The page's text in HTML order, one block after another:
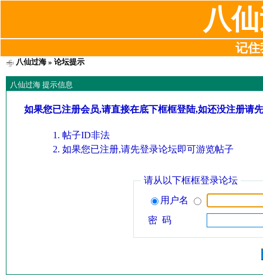
八
记住
八仙过海» 论坛提示
八仙过海 提示信息
如果您已注册会员,请直接在底下框框登陆,如还没注册请
帖子ID非法
如果您已注册,请先登录论坛即可游览帖子
请从以下框框登录论坛
用户名
密 码